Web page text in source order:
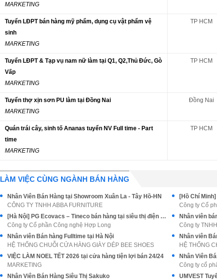
MARKETING
Tuyển LĐPT bán hàng mỹ phẩm, dụng cụ vật phẩm vệ
sinh
MARKETING
TP HCM
Tuyển LĐPT & Tạp vụ nam nữ làm tại Q1, Q2,Thủ Đức, Gò
Vấp
MARKETING
TP HCM
Tuyển thợ xịn sơn PU làm tại Đồng Nai
MARKETING
Đồng Nai
Quán trái cây, sinh tố Ananas tuyển NV Full time - Part
time
MARKETING
TP HCM
LÀM VIỆC CÙNG NGÀNH BÁN HÀNG
Nhân Viên Bán Hàng tại Showroom Xuân La - Tây Hồ-HN
CÔNG TY TNHH ABBA FURNITURE
Công ty Cổ
[Hà Nội] PG Ecovacs – Tineco bán hàng tại siêu thị điện máy
Công ty Cổ phần Công nghệ Hợp Long
Nhân viên
Công ty
Nhân viên Bán hàng Fulltime tại Hà Nội
HỆ THỐNG CHUỖI CỬA HÀNG GIÀY DÉP BEE SHOES
Nhân viên
HỆ THỐNG
VIỆC LÀM NOEL TẾT 2026 tại cửa hàng tiện lợi bán 24/24
MARKETING
Nhân Viên
Công ty cổ
Nhân Viên Bán Hàng Siêu Thị Sakuko
UMVEST